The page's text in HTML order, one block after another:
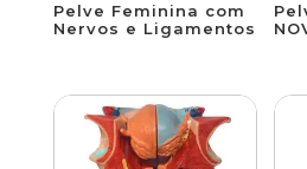
Pelve Feminina com
Nervos e Ligamentos